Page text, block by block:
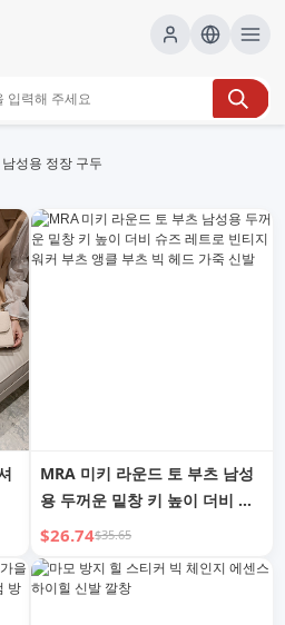
XOOBAY B2B/B2C
브랜드, wholesale 남성용 정
브랜드를 소개하는 안내로, 스타일과
남성용 정장 구두
MRA 미키 라운드 토 부츠 남성
용 두꺼운 밑창 키 높이 더비 슈
즈 레트로 빈티지 워커 부츠 앵
클 부츠 빅 헤드 가죽 신발
$26.74$35.65